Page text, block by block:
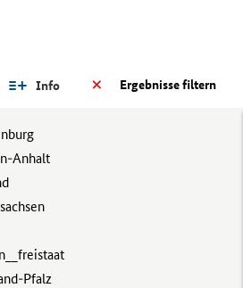
Ergebnisse filtern
Info
Anhalt
Pfalz